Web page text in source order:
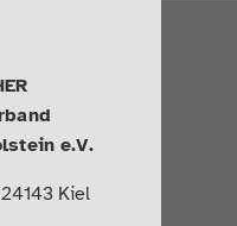
e.V.
Kiel